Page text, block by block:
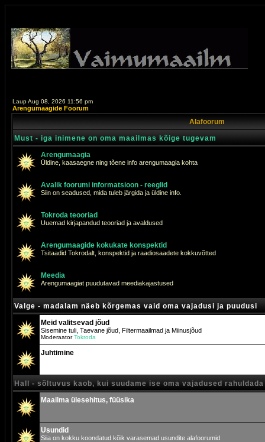
Laup Aug 08, 2026 11:56 pm
Arengumaagide Foorum
Alafoorum
Must - iga inimene on oma maailmas kõige tugevam
Arengumaagia
Üldine, kaasaegne ning tõene info arengumaagia kohta
Avalik foorumi informatsioon - reeglid
Siin on seadused, mida tuleb järgida ja üldine info.
Tokroda teooriad
Uuemad kirjapandud teooriad ja avaldused
Arengumaagide kokukate konspektid
Tsitaadid Tokrodalt, konspektid ja raadiosaadete kokkuvõtted
Meedia
Arengumaagiat puudutavad meediakajastused
Valge - madalam näeb kõrgemas vaid oma vajadusi ja puudusi
Meid valitsevad jõud
Sisemine tuli, Taevane jõud, Filtermaailmad ja Miinusjõud
ModeraatorTokroda
Juhtimine
Hall - sõltuvus kaob, kui suudame ise oma vajadused rahuldada
Maailma ülesehitus, füüsika
Usundid
Siia on kokku koondatud kõik varasemad usundite alafoorumid